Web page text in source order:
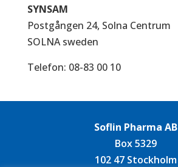
SYNSAM
Postgången 24, Solna Centrum
SOLNAsweden
Telefon: 08-83 00 10
Soflin Pharma AB
Box 5329
102 47 Stockholm